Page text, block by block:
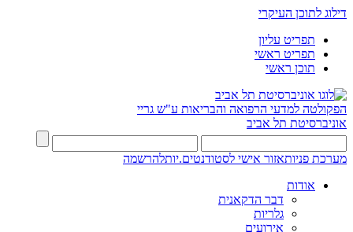
דילוג לתוכן העיקרי
תפריט עליון
תפריט ראשי
תוכן ראשי
הפקולטה למדעי הרפואה והבריאות ע"ש גריי
אוניברסיטת תל אביב
מערכת פניותאזור אישי לסטודנטים.יותלהרשמה
אודות
דבר הדקאנית
גלריות
אירועים